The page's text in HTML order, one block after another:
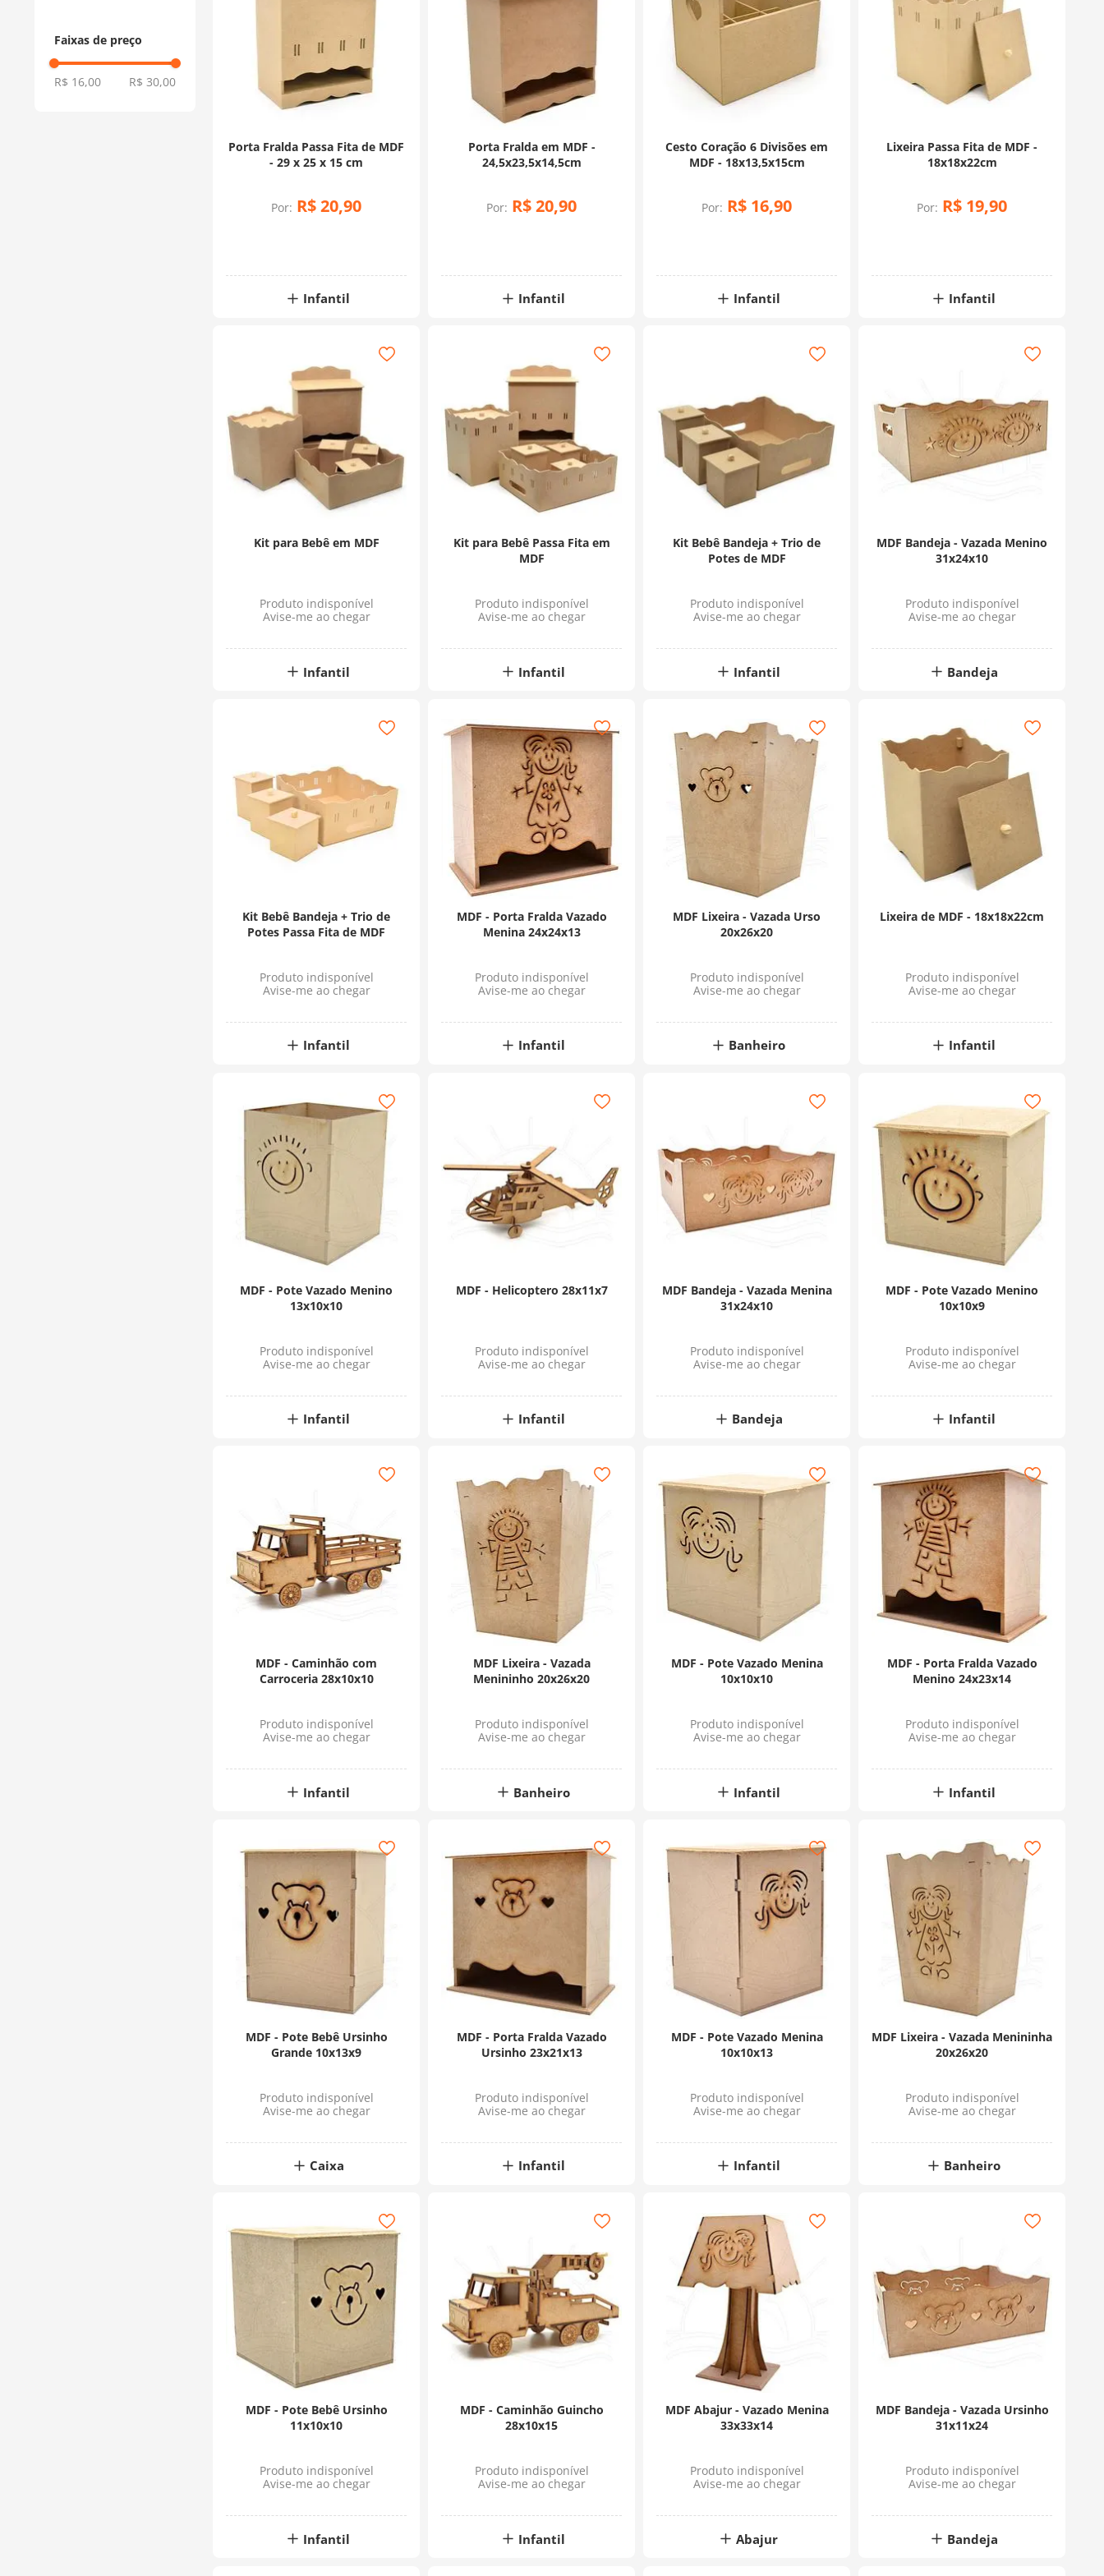
Faixas de preço
R$ 16,00 R$ 30,00
Porta Fralda Passa Fita de MDF
- 29 x 25 x 15 cm
Por: R$20,90
Infantil
Porta Fralda em MDF -
24,5x23,5x14,5cm
Por: R$20,90
Infantil
Cesto Coração 6 Divisões em
MDF - 18x13,5x15cm
Por: R$ 16,90
Infantil
Lixeira Passa Fita de MDF -
18x18x22cm
Por: R$ 19,90
Infantil
Kit para Bebê em MDF
Produto indisponível
Avise-me ao chegar
Infantil
Kit para Bebê Passa Fita em
MDF
Produto indisponível
Avise-me ao chegar
Infantil
Kit Bebê Bandeja + Trio de
Potes de MDF
Produto indisponível
Avise-me ao chegar
Infantil
MDF Bandeja - Vazada Menino
31x24x10
Produto indisponível
Avise-me ao chegar
Bandeja
Kit Bebê Bandeja + Trio de
Potes Passa Fita de MDF
Produto indisponível
Avise-me ao chegar
Infantil
MDF - Porta Fralda Vazado
Menina 24x24x13
Produto indisponível
Avise-me ao chegar
Infantil
MDF Lixeira - Vazada Urso
20x26x20
Produto indisponível
Avise-me ao chegar
Banheiro
Lixeira de MDF - 18x18x22cm
Produto indisponível
Avise-me ao chegar
Infantil
MDF - Pote Vazado Menino
13x10x10
Produto indisponível
Avise-me ao chegar
Infantil
MDF - Helicoptero 28x11x7
Produto indisponível
Avise-me ao chegar
Infantil
MDF Bandeja - Vazada Menina
31x24x10
Produto indisponível
Avise-me ao chegar
Bandeja
MDF - Pote Vazado Menino
10x10x9
Produto indisponível
Avise-me ao chegar
Infantil
MDF - Caminhão com
Carroceria 28x10x10
Produto indisponível
Avise-me ao chegar
Infantil
MDF Lixeira - Vazada
Menininho 20x26x20
Produto indisponível
Avise-me ao chegar
Banheiro
MDF - Pote Vazado Menina
10x10x10
Produto indisponível
Avise-me ao chegar
Infantil
MDF - Porta Fralda Vazado
Menino 24x23x14
Produto indisponível
Avise-me ao chegar
Infantil
MDF - Pote Bebê Ursinho
Grande 10x13x9
Produto indisponível
Avise-me ao chegar
Caixa
MDF - Porta Fralda Vazado
Ursinho 23x21x13
Produto indisponível
Avise-me ao chegar
Infantil
MDF - Pote Vazado Menina
10x10x13
Produto indisponível
Avise-me ao chegar
Infantil
MDF Lixeira - Vazada Menininha
20x26x20
Produto indisponível
Avise-me ao chegar
Banheiro
MDF - Pote Bebê Ursinho
11x10x10
Produto indisponível
Avise-me ao chegar
Infantil
MDF - Caminhão Guincho
28x10x15
Produto indisponível
Avise-me ao chegar
Infantil
MDF Abajur - Vazado Menina
33x33x14
Produto indisponível
Avise-me ao chegar
Abajur
MDF Bandeja - Vazada Ursinho
31x11x24
Produto indisponível
Avise-me ao chegar
Bandeja